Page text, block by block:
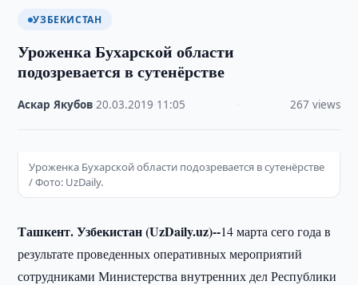
УЗБЕКИСТАН
Уроженка Бухарской области
подозревается в сутенёрстве
Аскар Якубов ·20.03.2019 11:05 267 views
Уроженка Бухарской области подозревается в сутенёрстве
/ Фото: UzDaily.
Ташкент. Узбекистан (UzDaily.uz)--14 марта сего года в
результате проведенных оперативных мероприятий
сотрудниками Министерства внутренних дел Республики